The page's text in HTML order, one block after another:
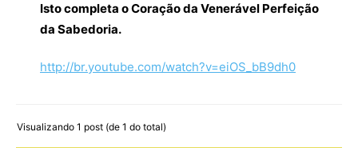
Isto completa o Coração da Venerável Perfeição
da Sabedoria.
http://br.youtube.com/watch?v=eiOS_bB9dh0
Visualizando 1 post (de 1 do total)